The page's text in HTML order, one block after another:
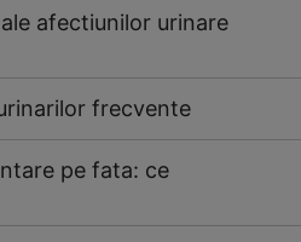
afectiunilor urinare
frecvente
pe fata: ce